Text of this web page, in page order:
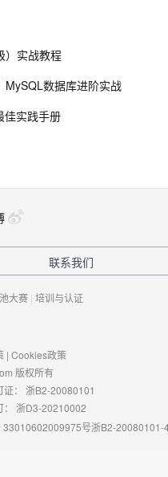
：开源AI歌声合成神器，
模型接入QQ、微信等消息平台
API 设计
于你的AI助手，附详细部署教程
）实战教程
MySQL数据库进阶实战
佳实践手册
联系我们
大赛 | 培训与认证
| Cookies政策
版权所有
： 浙B2-20080101
浙D3-20210002
33010602009975号浙B2-20080101-